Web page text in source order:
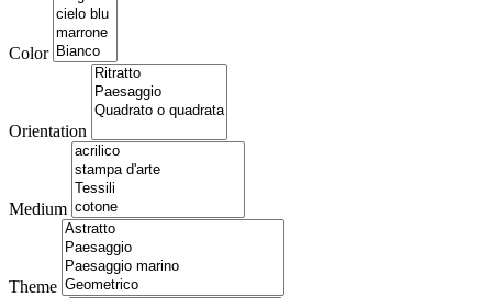
Color
Orientation
Medium
Theme